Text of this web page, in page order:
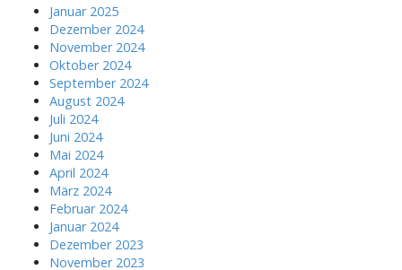
Januar 2025
Dezember 2024
November 2024
Oktober 2024
September 2024
August 2024
Juli 2024
Juni 2024
Mai 2024
April 2024
März 2024
Februar 2024
Januar 2024
Dezember 2023
November 2023